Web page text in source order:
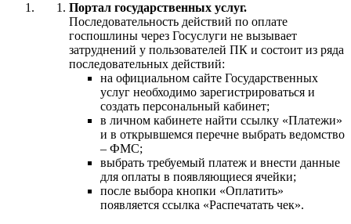
Портал государственных услуг.
Последовательность действий по оплате
госпошлины через Госуслуги не вызывает
затруднений у пользователей ПК и состоит из ряда
последовательных действий:
на официальном сайте Государственных
услуг необходимо зарегистрироваться и
создать персональный кабинет;
в личном кабинете найти ссылку «Платежи»
и в открывшемся перечне выбрать ведомство
– ФМС;
выбрать требуемый платеж и внести данные
для оплаты в появляющиеся ячейки;
после выбора кнопки «Оплатить»
появляется ссылка «Распечатать чек».